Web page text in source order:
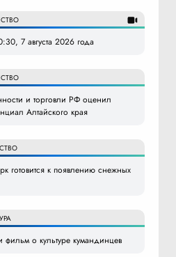
7 августа 2026 года
и торговли РФ оценил
Алтайского края
готовится к появлению снежных
фильм о культуре кумандинцев